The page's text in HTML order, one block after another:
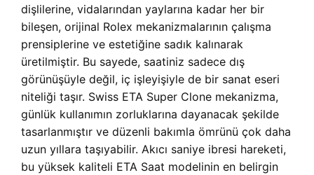
dişlilerine, vidalarından yaylarına kadar her bir
bileşen, orijinal Rolex mekanizmalarının çalışma
prensiplerine ve estetiğine sadık kalınarak
üretilmiştir. Bu sayede, saatiniz sadece dış
görünüşüyle değil, iç işleyişiyle de bir sanat eseri
niteliği taşır. Swiss ETA Super Clone mekanizma,
günlük kullanımın zorluklarına dayanacak şekilde
tasarlanmıştır ve düzenli bakımla ömrünü çok daha
uzun yıllara taşıyabilir. Akıcı saniye ibresi hareketi,
bu yüksek kaliteli ETA Saat modelinin en belirgin